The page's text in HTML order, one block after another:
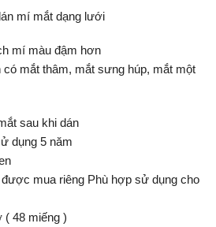
mí mắt dạng lưới
mí màu đậm hơn
mắt thâm, mắt sưng húp, mắt một
sau khi dán
dụng 5 năm
mua riêng Phù hợp sử dụng cho
( 48 miếng )